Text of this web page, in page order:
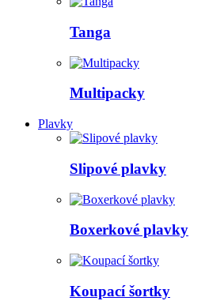
Tanga
Multipacky
Plavky
Slipové plavky
Boxerkové plavky
Koupací šortky